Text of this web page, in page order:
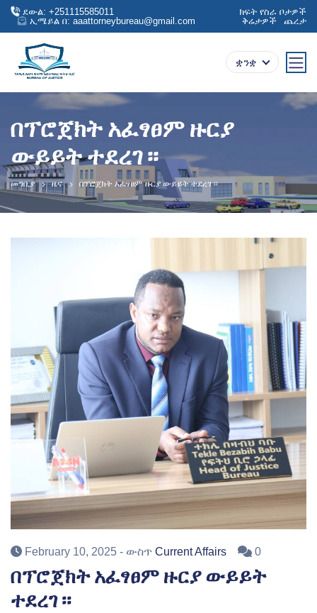
ደውል: +251115585011
ኢሜይል በ: aaattorneybureau@gmail.com
ክፍት የስራ ቦታዎች
ቅሬታዎች
ጨረታ
ቋንቋ
በፕሮጀክት አፈፃፀም ዙርያ
ውይይት ተደረገ ፡፡
መግቢያ ዜና በፕሮጀክት አፈፃፀም ዙርያ ውይይት ተደረገ ፡፡
February 10, 2025 - ውስጥ Current Affairs 0
በፕሮጀክት አፈፃፀም ዙርያ ውይይት
ተደረገ ፡፡